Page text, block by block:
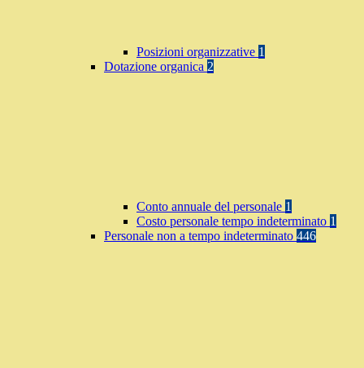
Posizioni organizzative 1
Dotazione organica 2
Conto annuale del personale 1
Costo personale tempo indeterminato 1
Personale non a tempo indeterminato 446